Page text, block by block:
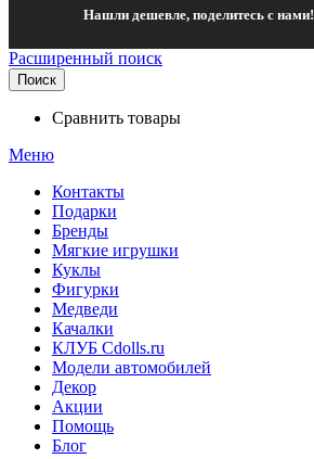
Нашли дешевле, поделитесь с нами!
Расширенный поиск
Поиск
Сравнить товары
Меню
Контакты
Подарки
Бренды
Мягкие игрушки
Куклы
Фигурки
Медведи
Качалки
КЛУБ Cdolls.ru
Модели автомобилей
Декор
Акции
Помощь
Блог